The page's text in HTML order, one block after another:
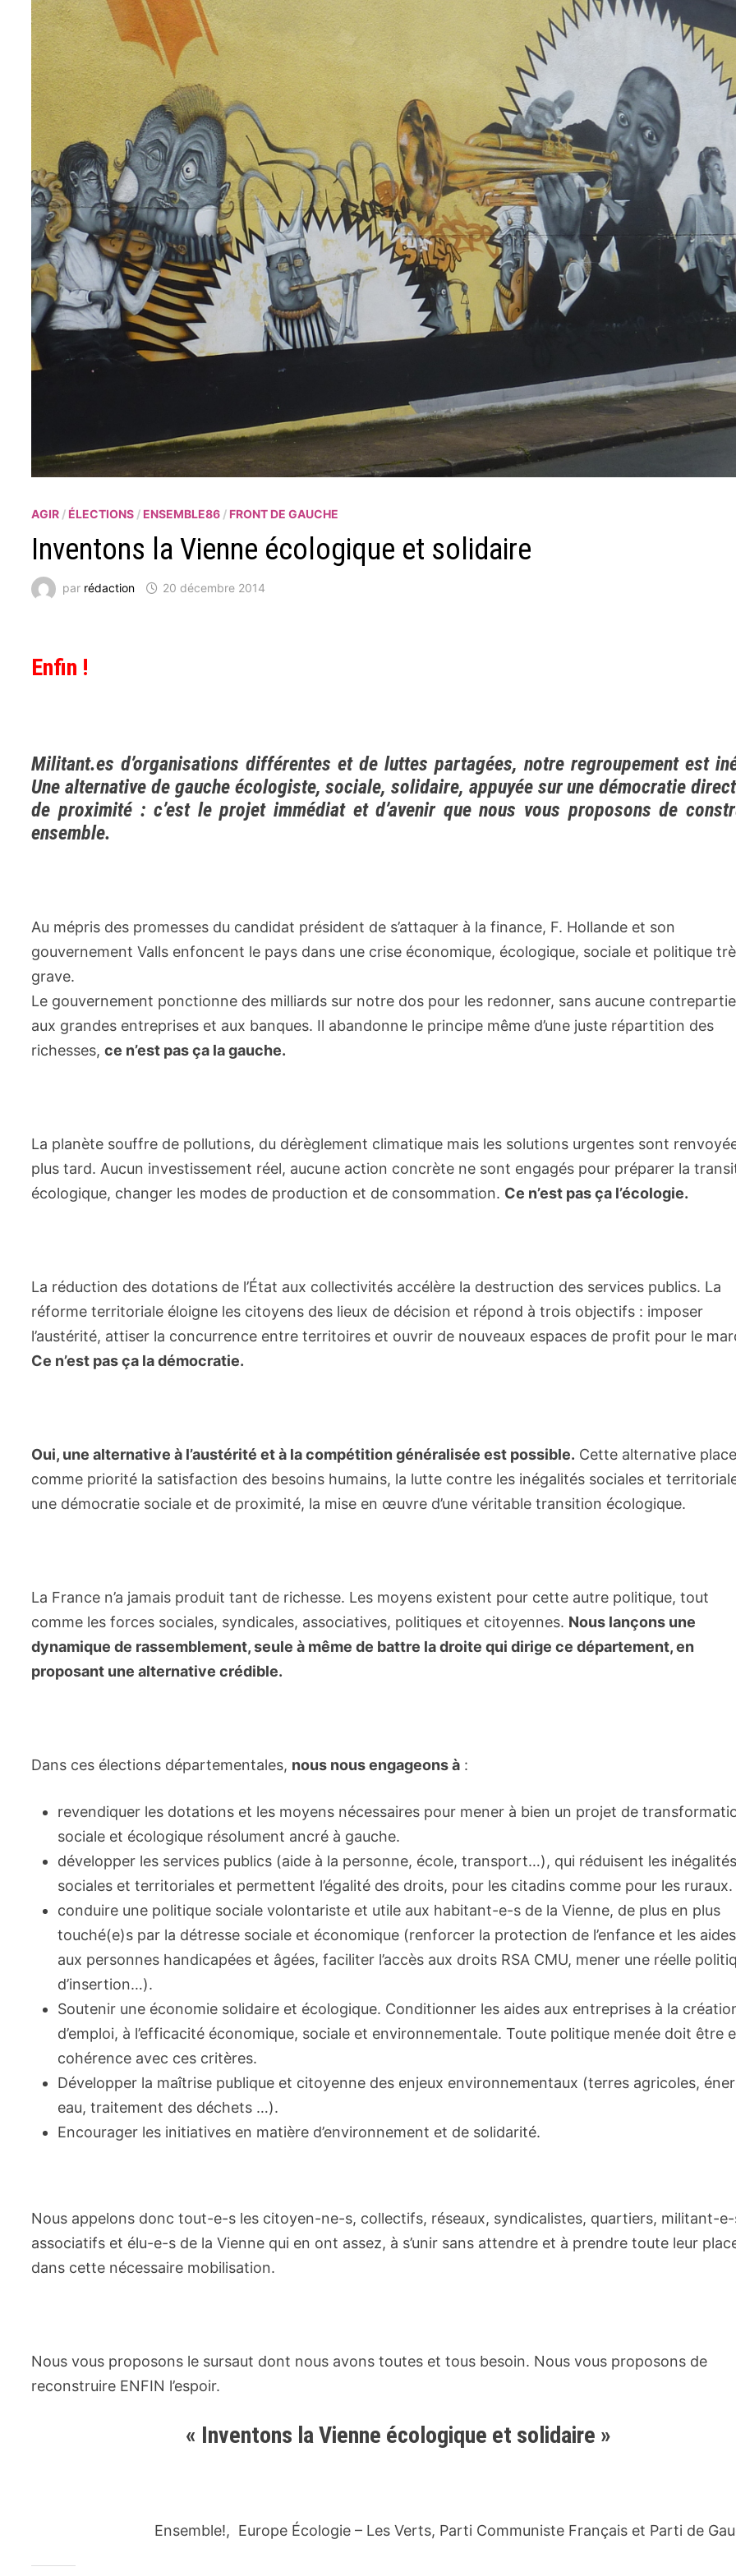
AGIR / ÉLECTIONS / ENSEMBLE86 / FRONT DE GAUCHE
Inventons la Vienne écologique et solidaire
par rédaction 20 décembre 2014
Enfin !
Militant.es d’organisations différentes et de luttes partagées, notre regroupement est
Une alternative de gauche écologiste, sociale, solidaire, appuyée sur une démocratie
de proximité : c’est le projet immédiat et d’avenir que nous vous proposons de
ensemble.
Au mépris des promesses du candidat président de s’attaquer à la finance, F. Hollande et son
gouvernement Valls enfoncent le pays dans une crise économique, écologique, sociale et politique
grave.
Le gouvernement ponctionne des milliards sur notre dos pour les redonner, sans aucune
aux grandes entreprises et aux banques. Il abandonne le principe même d’une juste répartition des
richesses,ce n’est pas ça la gauche.
La planète souffre de pollutions, du dérèglement climatique mais les solutions urgentes sont
plus tard. Aucun investissement réel, aucune action concrète ne sont engagés pour préparer la
écologique, changer les modes de production et de consommation. Ce n’est pas ça l’écologie.
La réduction des dotations de l’État aux collectivités accélère la destruction des services publics. La
réforme territoriale éloigne les citoyens des lieux de décision et répond à trois objectifs : imposer
l’austérité, attiser la concurrence entre territoires et ouvrir de nouveaux espaces de profit pour le
Ce n’est pas ça la démocratie.
Oui, une alternative à l’austérité et à la compétition généralisée est possible. Cette alternative place
comme priorité la satisfaction des besoins humains, la lutte contre les inégalités sociales et
une démocratie sociale et de proximité, la mise en œuvre d’une véritable transition écologique.
La France n’a jamais produit tant de richesse. Les moyens existent pour cette autre politique, tout
comme les forces sociales, syndicales, associatives, politiques et citoyennes. Nous lançons une
dynamique de rassemblement, seule à même de battre la droite qui dirige ce département, en
proposant une alternative crédible.
Dans ces élections départementales, nous nous engageons à :
revendiquer les dotations et les moyens nécessaires pour mener à bien un projet de
sociale et écologique résolument ancré à gauche.
développer les services publics (aide à la personne, école, transport…), qui réduisent les inégalités
sociales et territoriales et permettent l’égalité des droits, pour les citadins comme pour les ruraux.
conduire une politique sociale volontariste et utile aux habitant-e-s de la Vienne, de plus en plus
touché(e)s par la détresse sociale et économique (renforcer la protection de l’enfance et les aides
aux personnes handicapées et âgées, faciliter l’accès aux droits RSA CMU, mener une réelle
d’insertion…).
Soutenir une économie solidaire et écologique. Conditionner les aides aux entreprises à la
d’emploi, à l’efficacité économique, sociale et environnementale. Toute politique menée doit être
cohérence avec ces critères.
Développer la maîtrise publique et citoyenne des enjeux environnementaux (terres agricoles,
eau, traitement des déchets …).
Encourager les initiatives en matière d’environnement et de solidarité.
Nous appelons donc tout-e-s les citoyen-ne-s, collectifs, réseaux, syndicalistes, quartiers, militant-e-
associatifs et élu-e-s de la Vienne qui en ont assez, à s’unir sans attendre et à prendre toute leur
dans cette nécessaire mobilisation.
Nous vous proposons le sursaut dont nous avons toutes et tous besoin. Nous vous proposons de
reconstruire ENFIN l’espoir.
« Inventons la Vienne écologique et solidaire »
Ensemble!, Europe Écologie – Les Verts, Parti Communiste Français et Parti de